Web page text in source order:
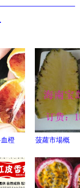
橙
直
品
菠蘿市場概
分與產地批
發指導